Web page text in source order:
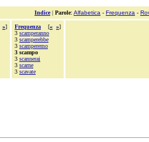
Indice| Parole: Alfabetica - Frequenza -
»]
Frequenza [« »]
3 scamperanno
3 scamperebbe
3 scamperemo
3 scampo
3 scannerai
3 scarne
3 scavate